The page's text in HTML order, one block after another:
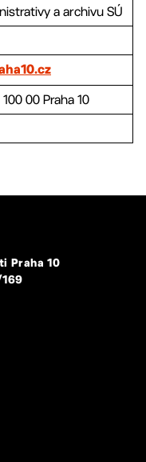
a archivu SÚ
00 Praha 10
Praha 10